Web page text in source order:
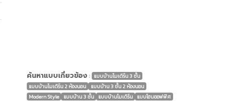
ค้นหาแบบเกี่ยวข้อง: แบบบ้านโมเดิร์น 3 ชั้น
แบบบ้านโมเดิร์น 2 ห้องนอน
แบบบ้าน 3 ชั้น 2 ห้องนอน
Modern Style
แบบบ้าน 3 ชั้น แบบบ้านโมเดิร์น แบบโฮมออฟฟิศ